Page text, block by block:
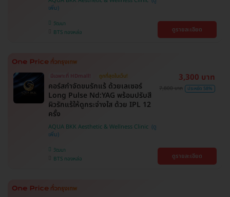
วัฒนา
BTS ทองหล่อ
ดูรายละเอียด
มีเฉพาะที่ HDmall! ถูกที่สุดในเว็บ!
คอร์สกำจัดขนรักแร้ ด้วยเลเซอร์
Long Pulse Nd:YAG พร้อมปรับสี
ผิวรักแร้ให้ดูกระจ่างใส ด้วย IPL 12
ครั้ง
AQUA BKK Aesthetic & Wellness Clinic
วัฒนา
BTS ทองหล่อ
3,300 บาท
7,800 บาท ประหยัด 58%
ดูรายละเอียด